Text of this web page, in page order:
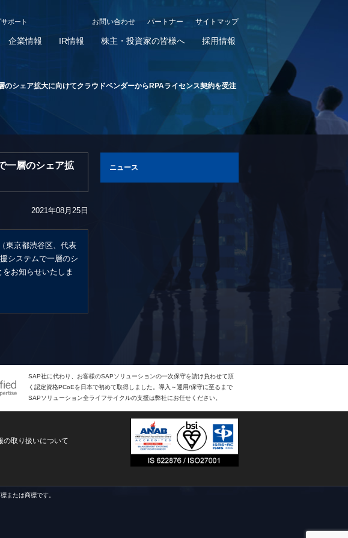
ポート サイトマップ
パートナー
お問い合わせ
企業情報 IR情報 株主・投資家の皆様へ 採用情報
シェア拡大に向けてクラウドベンダーからRPAライセンス契約を受注
一層のシェア拡
2021年08月25日
東京都渋谷区、代表
システムで一層のシ
お知らせいたしま
ニュース
SAP社に代わり、お客様のSAPソリューションの一次保守を請け負わせて頂
く認定資格PCoEを日本で初めて取得しました。導入～運用/保守に至るまで
SAPソリューション全ライフサイクルの支援は弊社にお任せください。
の取り扱いについて
または商標です。